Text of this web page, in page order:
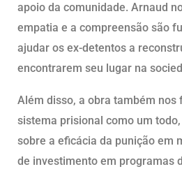
apoio da comunidade. Arnaud
empatia e a compreensão são
ajudar os ex-detentos a
encontrarem seu lugar na
Além disso, a obra também nos
sistema prisional como um
sobre a eficácia da punição em
de investimento em programas